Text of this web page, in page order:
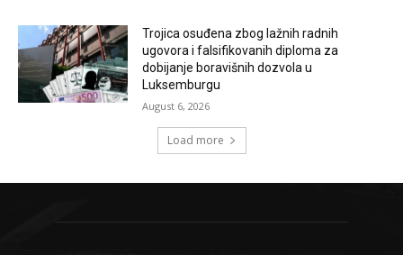
Trojica osuđena zbog lažnih radnih
ugovora i falsifikovanih diploma za
dobijanje boravišnih dozvola u
Luksemburgu
August 6, 2026
Load more